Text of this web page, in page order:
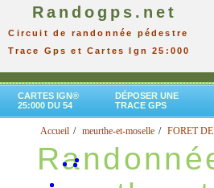
Randogps.net
Circuit de randonnée pédestre
Trace Gps et Cartes Ign 25:000
CARTES IGN®
25:000 DU 54
DÉPOSER UNE
TRACE GPS
Accueil meurthe-et-moselle FORET